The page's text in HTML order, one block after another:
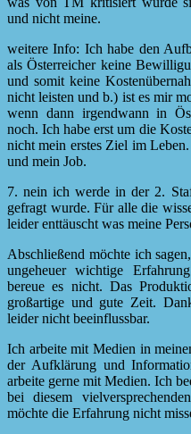
und nicht meine.
weitere Info: Ich habe den
als Österreicher keine
und somit keine
nicht leisten und b.) ist es mir
wenn dann irgendwann in
noch. Ich habe erst um die
nicht mein erstes Ziel im
und mein Job.
7. nein ich werde in der 2.
gefragt wurde. Für alle die
leider enttäuscht was meine
Abschließend möchte ich
ungeheuer wichtige
bereue es nicht. Das
großartige und gute Zeit.
leider nicht beeinflussbar.
Ich arbeite mit Medien in
der Aufklärung und
arbeite gerne mit Medien. Ich
bei diesem
möchte die Erfahrung nicht